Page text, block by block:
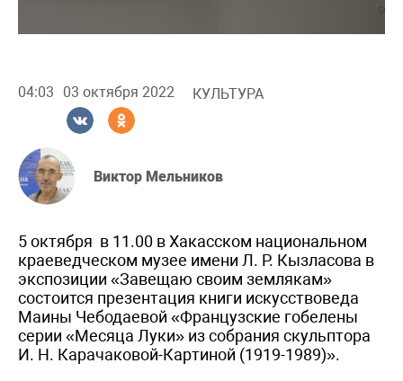
04:03 03 октября 2022 КУЛЬТУРА
Виктор Мельников
5 октября в 11.00 в Хакасском национальном
краеведческом музее имени Л. Р. Кызласова в
экспозиции «Завещаю своим землякам»
состоится презентация книги искусствоведа
Маины Чебодаевой «Французские гобелены
серии «Месяца Луки» из собрания скульптора
И. Н. Карачаковой-Картиной (1919-1989)».